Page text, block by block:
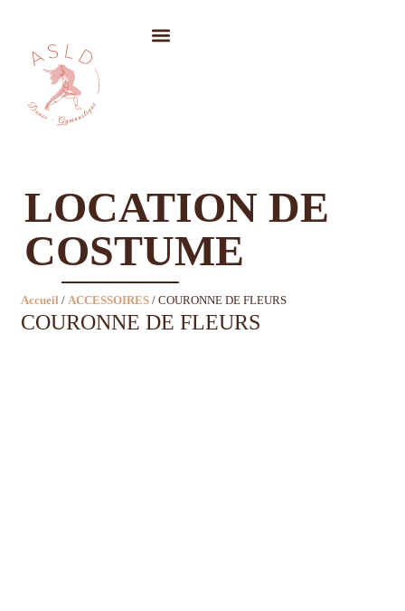
LOCATION DE
COSTUME
Accueil / ACCESSOIRES / COURONNE DE FLEURS
COURONNE DE FLEURS